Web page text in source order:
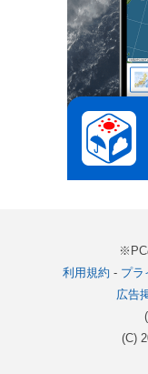
※PC
利用規約 - プラ
広告
(C)